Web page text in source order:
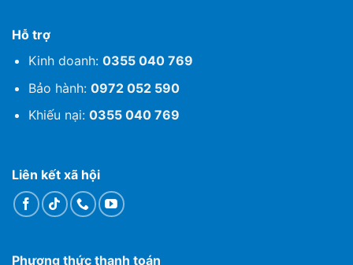
Hỗ trợ
Kinh doanh: 0355 040 769
Bảo hành: 0972 052 590
Khiếu nại: 0355 040 769
Liên kết xã hội
Phương thức thanh toán